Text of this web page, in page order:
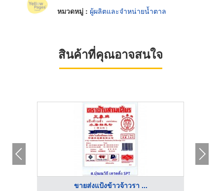
หมวดหมู่ : ผู้ผลิตและจำหน่ายน้ำตาล
สินค้าที่คุณอาจสนใจ
ขายส่งแป้งข้าวจ้าวรา ...